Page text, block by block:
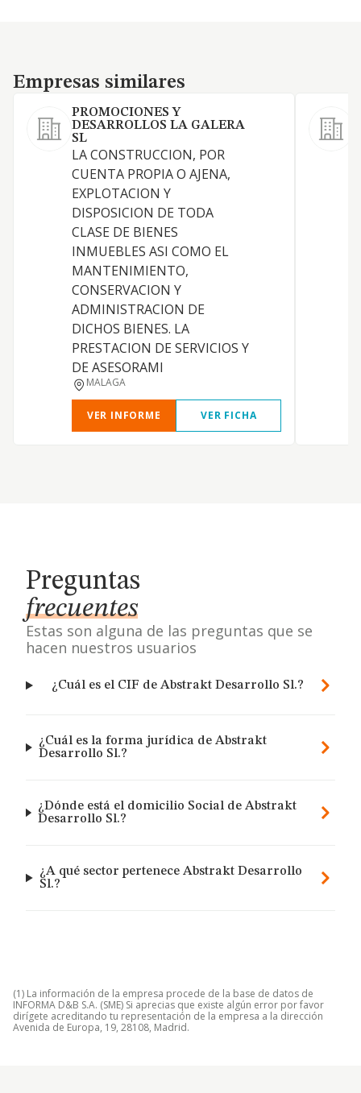
Empresas similares
Empresas similares
PROMOCIONES Y
DESARROLLOS LA GALERA
SL
LA CONSTRUCCION, POR
CUENTA PROPIA O AJENA,
EXPLOTACION Y
DISPOSICION DE TODA
CLASE DE BIENES
INMUEBLES ASI COMO EL
MANTENIMIENTO,
CONSERVACION Y
ADMINISTRACION DE
DICHOS BIENES. LA
PRESTACION DE SERVICIOS Y
DE ASESORAMI
MALAGA
VER INFORME VER FICHA
Preguntas
frecuentes
Estas son alguna de las preguntas que se
hacen nuestros usuarios
¿Cuál es el CIF de Abstrakt Desarrollo Sl.?
¿Cuál es la forma jurídica de Abstrakt
Desarrollo Sl.?
¿Dónde está el domicilio Social de Abstrakt
Desarrollo Sl.?
¿A qué sector pertenece Abstrakt Desarrollo
Sl.?
(1) La información de la empresa procede de la base de datos de
INFORMA D&B S.A. (SME) Si aprecias que existe algún error por favor
dirígete acreditando tu representación de la empresa a la dirección
Avenida de Europa, 19, 28108, Madrid.